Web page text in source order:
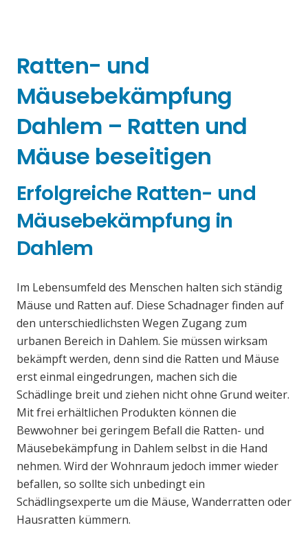
Ratten- und
Mäusebekämpfung
Dahlem – Ratten und
Mäuse beseitigen
Erfolgreiche Ratten- und
Mäusebekämpfung in
Dahlem
Im Lebensumfeld des Menschen halten sich ständig
Mäuse und Ratten auf. Diese Schadnager finden auf
den unterschiedlichsten Wegen Zugang zum
urbanen Bereich in Dahlem. Sie müssen wirksam
bekämpft werden, denn sind die Ratten und Mäuse
erst einmal eingedrungen, machen sich die
Schädlinge breit und ziehen nicht ohne Grund weiter.
Mit frei erhältlichen Produkten können die
Bewwohner bei geringem Befall die Ratten- und
Mäusebekämpfung in Dahlem selbst in die Hand
nehmen. Wird der Wohnraum jedoch immer wieder
befallen, so sollte sich unbedingt ein
Schädlingsexperte um die Mäuse, Wanderratten oder
Hausratten kümmern.